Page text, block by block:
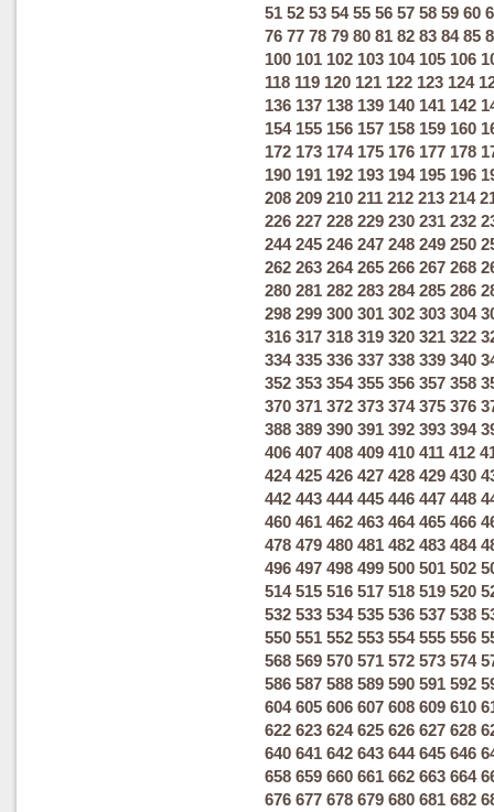
51 52 53 54 55 56 57 58 59 60
76 77 78 79 80 81 82 83 84 85
100 101 102 103 104 105 106
118 119 120 121 122 123 124
136 137 138 139 140 141 142
154 155 156 157 158 159 160
172 173 174 175 176 177 178
190 191 192 193 194 195 196
208 209 210 211 212 213 214
226 227 228 229 230 231 232
244 245 246 247 248 249 250
262 263 264 265 266 267 268
280 281 282 283 284 285 286
298 299 300 301 302 303 304
316 317 318 319 320 321 322
334 335 336 337 338 339 340
352 353 354 355 356 357 358
370 371 372 373 374 375 376
388 389 390 391 392 393 394
406 407 408 409 410 411 412
424 425 426 427 428 429 430
442 443 444 445 446 447 448
460 461 462 463 464 465 466
478 479 480 481 482 483 484
496 497 498 499 500 501 502
514 515 516 517 518 519 520
532 533 534 535 536 537 538
550 551 552 553 554 555 556
568 569 570 571 572 573 574
586 587 588 589 590 591 592
604 605 606 607 608 609 610
622 623 624 625 626 627 628
640 641 642 643 644 645 646
658 659 660 661 662 663 664
676 677 678 679 680 681 682